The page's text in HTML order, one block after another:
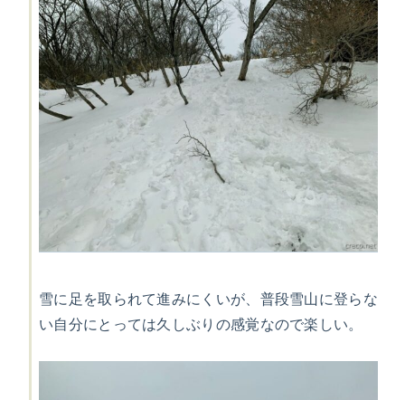
雪に足を取られて進みにくいが、普段雪山に登らな
い自分にとっては久しぶりの感覚なので楽しい。